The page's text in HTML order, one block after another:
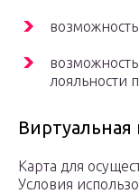
лояльности
Виртуальная
Карта для
Условия